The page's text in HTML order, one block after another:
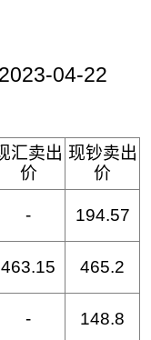
04-22
汇卖出
价
现钞卖出
价
- 194.57
463.15 465.2
- 148.8